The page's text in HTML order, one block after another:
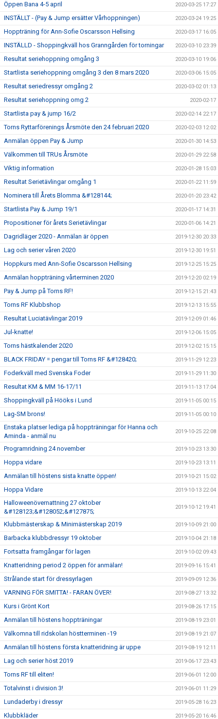
Öppen Bana 4-5 april 2020-03-25 17:27
INSTÄLLT - (Pay & Jump ersätter Vårhoppningen) 2020-03-24 19:25
Hoppträning för Ann-Sofie Oscarsson Hellsing 2020-03-17 16:05
INSTÄLLD - Shoppingkväll hos Granngården för torningar 2020-03-10 23:39
Resultat seriehoppning omgång 3 2020-03-10 19:06
Startlista seriehoppning omgång 3 den 8 mars 2020 2020-03-06 15:05
Resultat seriedressyr omgång 2 2020-03-02 01:13
Resultat seriehoppning omg 2 2020-02-17
Startlista pay & jump 16/2 2020-02-14 22:17
Torns Ryttarförenings Årsmöte den 24 februari 2020 2020-02-03 12:02
Anmälan öppen Pay & Jump 2020-01-30 14:53
Välkommen till TRUs Årsmöte 2020-01-29 22:58
Viktig information 2020-01-28 15:03
Resultat Serietävlingar omgång 1 2020-01-22 11:59
Nominera till Årets Blomma &#128144; 2020-01-20 23:42
Startlista Pay & Jump 19/1 2020-01-17 14:31
Propositioner för årets Serietävlingar 2020-01-06 14:21
Dagridläger 2020 - Anmälan är öppen 2019-12-30 20:33
Lag och serier våren 2020 2019-12-30 19:51
Hoppkurs med Ann-Sofie Oscarsson Hellsing 2019-12-25 15:25
Anmälan hoppträning vårterminen 2020 2019-12-20 02:19
Pay & Jump på Torns RF! 2019-12-15 21:43
Torns RF Klubbshop 2019-12-13 15:55
Resultat Luciatävlingar 2019 2019-12-09 01:46
Jul-knatte! 2019-12-06 15:05
Torns hästkalender 2020 2019-12-02 15:15
BLACK FRIDAY = pengar till Torns RF &#128420; 2019-11-29 12:23
Foderkväll med Svenska Foder 2019-11-29 11:30
Resultat KM & MM 16-17/11 2019-11-13 17:04
Shoppingkväll på Hööks i Lund 2019-11-05 00:15
Lag-SM brons! 2019-11-05 00:10
Enstaka platser lediga på hoppträningar för Hanna och
Aminda - anmäl nu
2019-10-25 22:08
Programridning 24 november 2019-10-23 13:30
Hoppa vidare 2019-10-23 13:11
Anmälan till höstens sista knatte öppen! 2019-10-21 15:02
Hoppa Vidare 2019-10-13 22:04
Halloweenövernattning 27 oktober
&#128123;&#128052;&#127875;
2019-10-12 19:41
Klubbmästerskap & Minimästerskap 2019 2019-10-09 21:00
Barbacka klubbdressyr 19 oktober 2019-10-04 21:18
Fortsatta framgångar för lagen 2019-10-02 09:43
Knatteridning period 2 öppen för anmälan! 2019-09-16 15:41
Strålande start för dressyrlagen 2019-09-09 12:36
VARNING FÖR SMITTA! - FARAN ÖVER! 2019-08-27 13:32
Kurs i Grönt Kort 2019-08-26 17:15
Anmälan till höstens hoppträningar 2019-08-19 23:01
Välkomna till ridskolan höstterminen -19 2019-08-19 21:07
Anmälan till höstens första knatteridning är uppe 2019-08-19 12:11
Lag och serier höst 2019 2019-06-17 23:43
Torns RF till eliten! 2019-06-01 12:00
Totalvinst i division 3! 2019-06-01 11:29
Lundaderby i dressyr 2019-05-28 16:23
Klubbkläder 2019-05-20 16:46